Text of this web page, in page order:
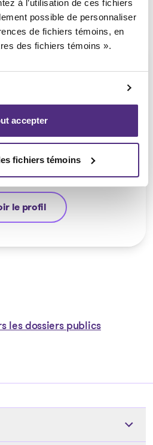
à l’utilisation de ces fichiers
possible de personnaliser
de fichiers témoins, en
des fichiers témoins ».
accepter
fichiers témoins
Cusson
PAIR, SAI
le profil
François Cusson
les dossiers publics